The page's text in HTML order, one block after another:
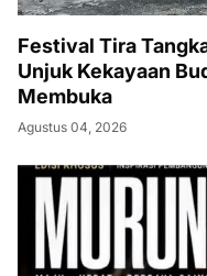
Festival Tira
Unjuk Kekayaan
Membuka
Agustus 04, 2026